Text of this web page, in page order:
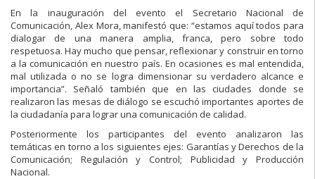
En la inauguración del evento el Secretario Nacional de
Comunicación, Alex Mora, manifestó que: “estamos aquí todos para
dialogar de una manera amplia, franca, pero sobre todo
respetuosa. Hay mucho que pensar, reflexionar y construir en torno
a la comunicación en nuestro país. En ocasiones es mal entendida,
mal utilizada o no se logra dimensionar su verdadero alcance e
importancia”. Señaló también que en las ciudades donde se
realizaron las mesas de diálogo se escuchó importantes aportes de
la ciudadanía para lograr una comunicación de calidad.
Posteriormente los participantes del evento analizaron las
temáticas en torno a los siguientes ejes: Garantías y Derechos de la
Comunicación; Regulación y Control; Publicidad y Producción
Nacional.